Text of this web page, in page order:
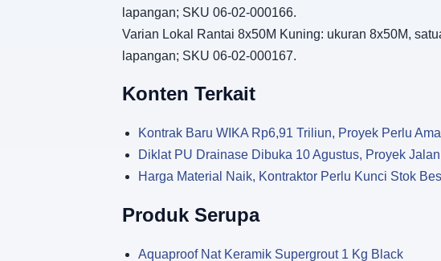
lapangan; SKU 06-02-000166.
Varian Lokal Rantai 8x50M Kuning: ukuran 8x50M,
lapangan; SKU 06-02-000167.
Konten Terkait
Kontrak Baru WIKA Rp6,91 Triliun, Proyek Perlu
Diklat PU Drainase Dibuka 10 Agustus, Proyek
Harga Material Naik, Kontraktor Perlu Kunci Stok
Produk Serupa
Aquaproof Nat Keramik Supergrout 1 Kg Black